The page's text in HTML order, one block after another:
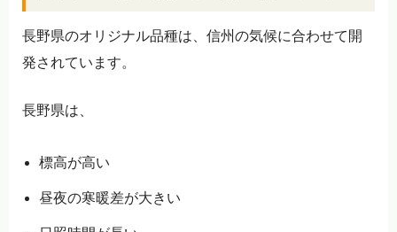
長野県のオリジナル品種は、信州の気候に合わせて開
発されています。
長野県は、
標高が高い
昼夜の寒暖差が大きい